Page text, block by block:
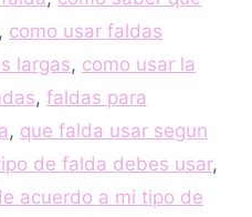
, como usar faldas
largas, como usar la
, faldas para
, que falda usar segun
de falda debes usar,
acuerdo a mi tipo de